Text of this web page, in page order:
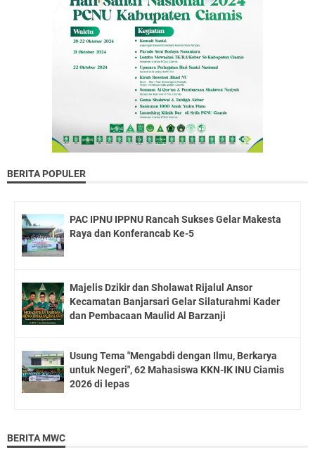
BERITA POPULER
PAC IPNU IPPNU Rancah Sukses Gelar Makesta
Raya dan Konferancab Ke-5
Majelis Dzikir dan Sholawat Rijalul Ansor
Kecamatan Banjarsari Gelar Silaturahmi Kader
dan Pembacaan Maulid Al Barzanji
Usung Tema "Mengabdi dengan Ilmu, Berkarya
untuk Negeri", 62 Mahasiswa KKN-IK INU Ciamis
2026 di lepas
BERITA MWC